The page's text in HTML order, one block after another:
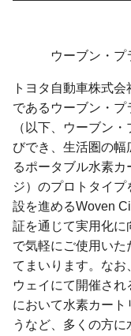
ウーブン・ プ
トヨタ自動車株式
であるウーブン・
（以下、ウーブン
びでき、生活圏の幅
るポータブル水素
ジ）のプロトタイ
設を進めるWoven
証を通じて実用化に
で気軽にご使用いた
てまいります。な
ウェイにて開催さ
において水素カー
うなど、多くの方